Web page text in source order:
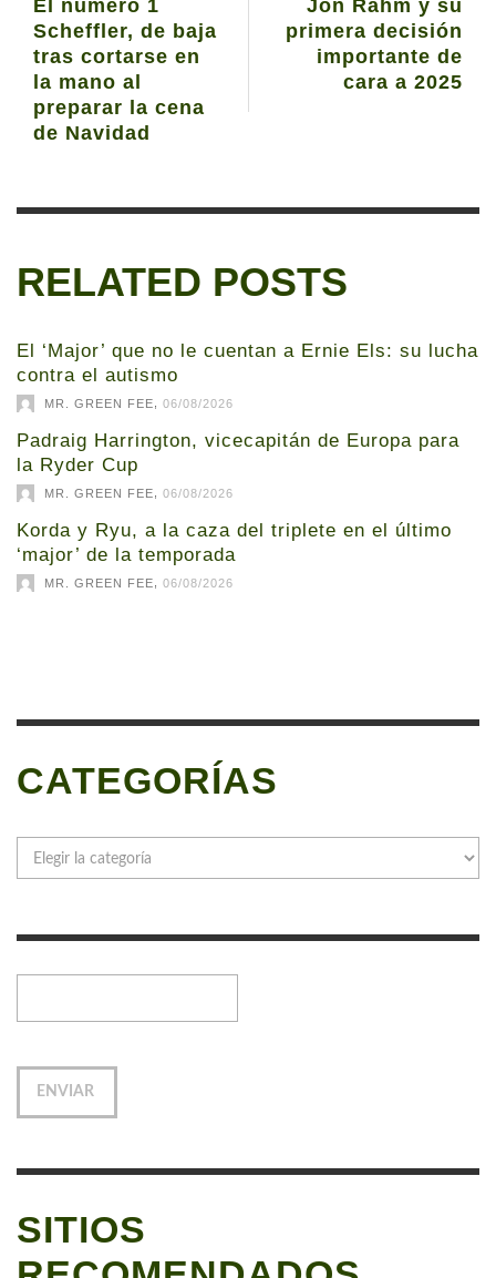
Jon Rahm y su
primera decisión
importante de
cara a 2025
El número 1
Scheffler, de baja
tras cortarse en
la mano al
preparar la cena
de Navidad
RELATED POSTS
El ‘Major’ que no le cuentan a Ernie Els: su lucha
contra el autismo
MR. GREEN FEE 06/08/2026
Padraig Harrington, vicecapitán de Europa para
la Ryder Cup
MR. GREEN FEE 06/08/2026
Korda y Ryu, a la caza del triplete en el último
‘major’ de la temporada
MR. GREEN FEE 06/08/2026
CATEGORÍAS
SITIOS